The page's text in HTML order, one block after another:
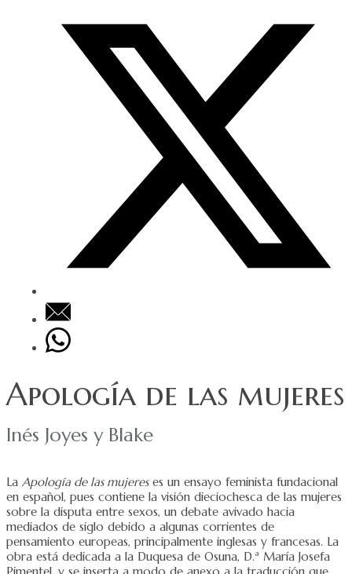
Apología de las mujeres
Inés Joyes y Blake
La Apología de las mujereses un ensayo feminista fundacional
en español, pues contiene la visión dieciochesca de las mujeres
sobre la disputa entre sexos, un debate avivado hacia
mediados de siglo debido a algunas corrientes de
pensamiento europeas, principalmente inglesas y francesas. La
obra está dedicada a la Duquesa de Osuna, D.ª María Josefa